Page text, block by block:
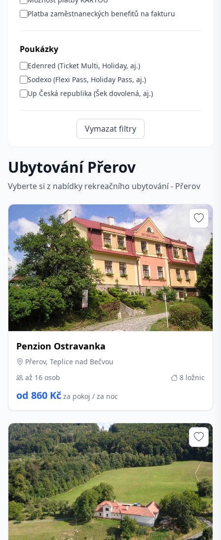
Platba zaměstnaneckých benefitů na fakturu
Poukázky
Edenred (Ticket Multi, Holiday, aj.)
Sodexo (Flexi Pass, Holiday Pass, aj.)
Up Česká republika (Šek dovolená, aj.)
Vymazat filtry
Ubytování Přerov
Vyberte si z nabídky rekreačního ubytování - Přerov
Penzion Ostravanka
Přerov, Teplice nad Bečvou
až 16 osob
8 ložnic
od 860 Kč za pokoj / za noc